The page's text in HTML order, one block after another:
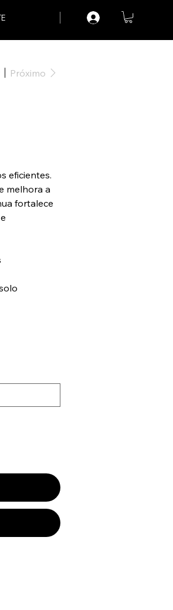
Próximo
eficientes.
melhora a
fortalece